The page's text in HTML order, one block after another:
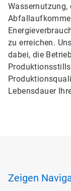
zu erreichen.
dabei, die
Lebensdauer
Zeigen